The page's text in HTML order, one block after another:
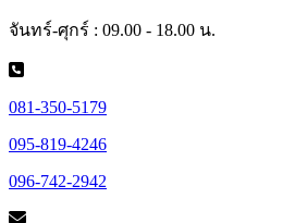
จันทร์-ศุกร์ : 09.00 - 18.00 น.
081-350-5179
095-819-4246
096-742-2942